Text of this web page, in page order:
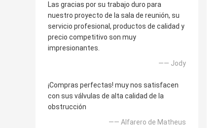
Las gracias por su trabajo duro para
nuestro proyecto de la sala de reunión, su
servicio profesional, productos de calidad y
precio competitivo son muy
impresionantes.
—— Jody
¡Compras perfectas! muy nos satisfacen
con sus válvulas de alta calidad de la
obstrucción
—— Alfarero de Matheus